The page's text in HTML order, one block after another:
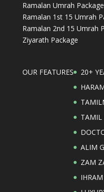
Ramalan Umrah Package
Ramalan 1st 15 Umrah
Ramalan 2nd 15 Umrah
Ziyarath Package
OUR FEATURES
20+
TAMIL
ALIM
ZAM